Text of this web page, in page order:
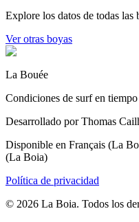
Explore los datos de todas las
Ver otras boyas
La Bouée
Condiciones de surf en tiempo
Desarrollado por Thomas
Disponible en Français (La
(La Boia)
Política de privacidad
© 2026 La Boia. Todos los